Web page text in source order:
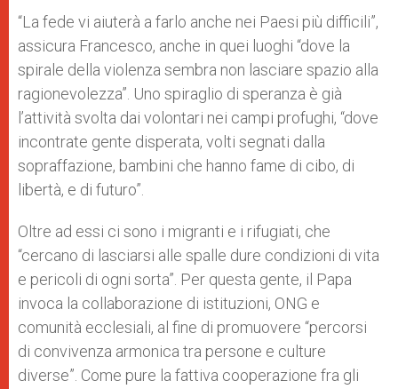
“La fede vi aiuterà a farlo anche nei Paesi più difficili”,
assicura Francesco, anche in quei luoghi “dove la
spirale della violenza sembra non lasciare spazio alla
ragionevolezza”. Uno spiraglio di speranza è già
l’attività svolta dai volontari nei campi profughi, “dove
incontrate gente disperata, volti segnati dalla
sopraffazione, bambini che hanno fame di cibo, di
libertà, e di futuro”.
Oltre ad essi ci sono i migranti e i rifugiati, che
“cercano di lasciarsi alle spalle dure condizioni di vita
e pericoli di ogni sorta”. Per questa gente, il Papa
invoca la collaborazione di istituzioni, ONG e
comunità ecclesiali, al fine di promuovere “percorsi
di convivenza armonica tra persone e culture
diverse”. Come pure la fattiva cooperazione fra gli